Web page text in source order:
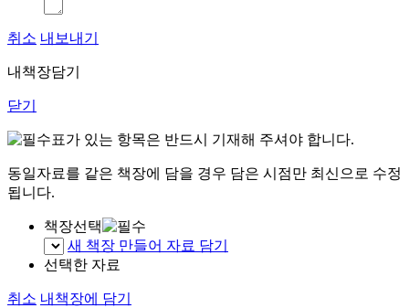
취소 내보내기
내책장담기
닫기
표가 있는 항목은 반드시 기재해 주셔야 합니다.
동일자료를 같은 책장에 담을 경우 담은 시점만 최신으로 수정
됩니다.
책장선택
새 책장 만들어 자료 담기
선택한 자료
취소 내책장에 담기